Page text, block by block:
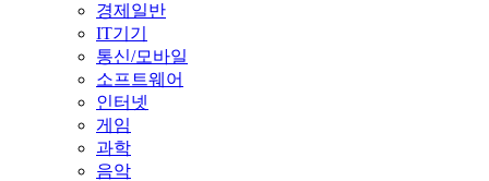
경제일반
IT기기
통신/모바일
소프트웨어
인터넷
게임
과학
음악